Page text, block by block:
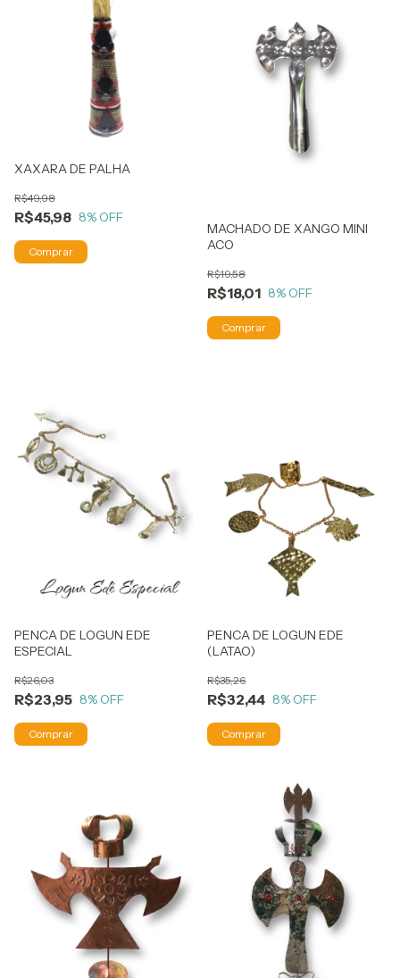
XAXARA DE PALHA
R$45,98
R$49,98
8% OFF
MACHADO DE XANGO MINI
ACO
R$18,01
R$19,58
8% OFF
PENCA DE LOGUN EDE
ESPECIAL
R$23,95
R$26,03
8% OFF
PENCA DE LOGUN EDE
(LATAO)
R$32,44
R$35,26
8% OFF